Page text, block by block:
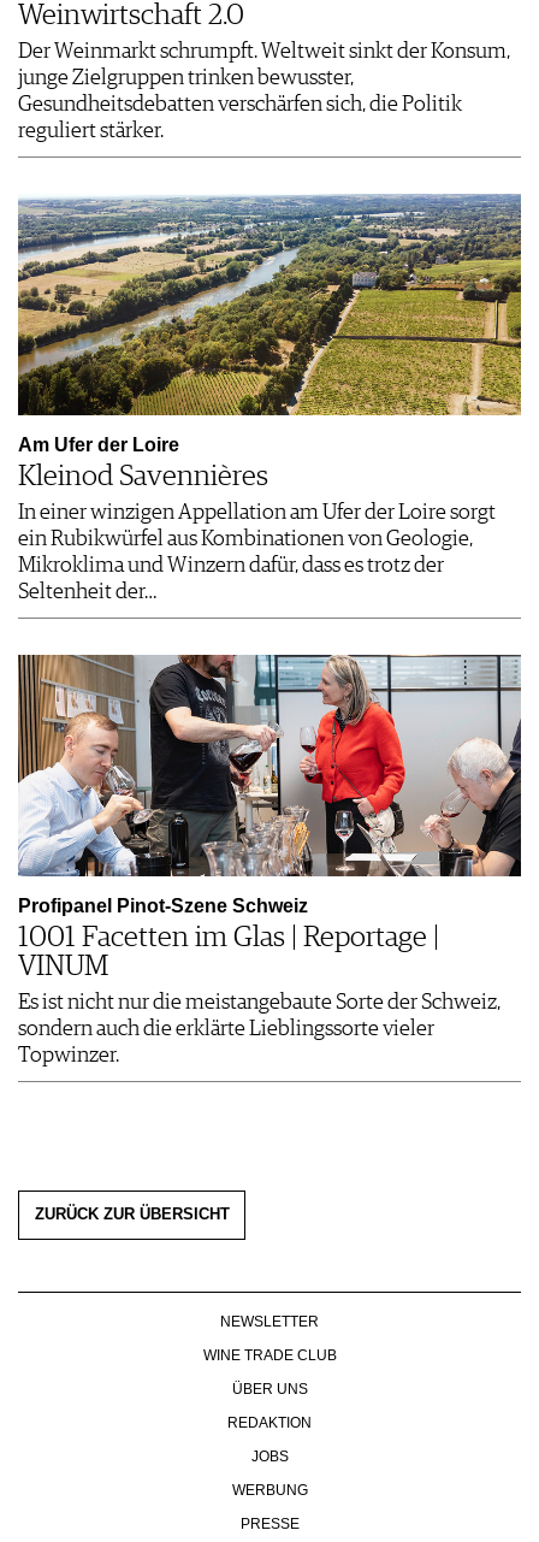
Weinwirtschaft 2.0
Der Weinmarkt schrumpft. Weltweit sinkt der Konsum,
junge Zielgruppen trinken bewusster,
Gesundheitsdebatten verschärfen sich, die Politik
reguliert stärker.
Am Ufer der Loire
Kleinod Savennières
In einer winzigen Appellation am Ufer der Loire sorgt
ein Rubikwürfel aus Kombinationen von Geologie,
Mikroklima und Winzern dafür, dass es trotz der
Seltenheit der…
Profipanel Pinot-Szene Schweiz
1001 Facetten im Glas | Reportage |
VINUM
Es ist nicht nur die meistangebaute Sorte der Schweiz,
sondern auch die erklärte Lieblingssorte vieler
Topwinzer.
ZURÜCK ZUR ÜBERSICHT
NEWSLETTER
WINE TRADE CLUB
ÜBER UNS
REDAKTION
JOBS
WERBUNG
PRESSE